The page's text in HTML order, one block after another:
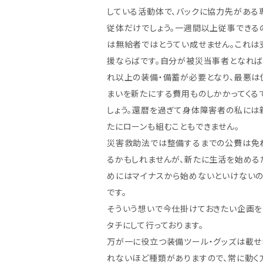
している活動体で、バックに協力先がある
従体だけでしょう。一週間以上従事できる
は無給者ではとうてい成せません。これは
援ならばです。自分が被災当事者となれ
れ以上の装備・備蓄が必要となり、最悪は
まいを新たにする費用ものしかかってくる
しょう。還暦を過ぎて身体障害者の私には
たにローンも組むこともできません。
災害救助法では整備するまでの公費は免
るかもしれませんが、新たに生活を始める
めにはマイナスから始めないといけないの
です。
そういう想いで今仕掛けておきたい企画を
タチにして行っております。
万が一に役立つ装備ツール・グッズは載せ
れないほど種類がありますので、常に動く